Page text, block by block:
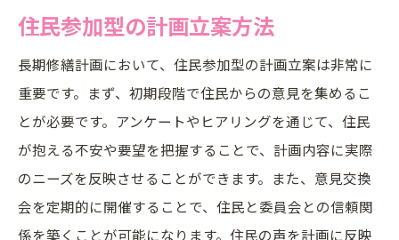
住民参加型の計画立案方法
長期修繕計画において、住民参加型の計画立案は非常に
重要です。まず、初期段階で住民からの意見を集めるこ
とが必要です。アンケートやヒアリングを通じて、住民
が抱える不安や要望を把握することで、計画内容に実際
のニーズを反映させることができます。また、意見交換
会を定期的に開催することで、住民と委員会との信頼関
係を築くことが可能になります。住民の声を計画に反映